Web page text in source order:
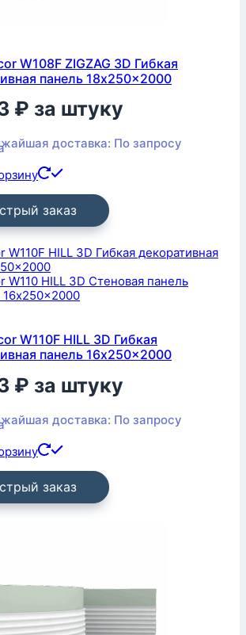
W108F ZIGZAG 3D Гибкая
панель 18x250x2000
₽ за штуку
доставка: По запросу
заказ
W110F HILL 3D Гибкая
панель 16x250x2000
₽ за штуку
доставка: По запросу
заказ